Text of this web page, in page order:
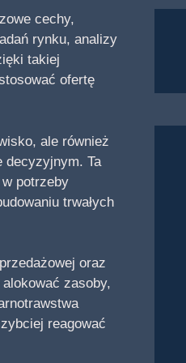
cechy,
rynku, analizy
takiej
ofertę
ale również
decyzyjnym. Ta
potrzeby
trwałych
oraz
zasoby,
reagować